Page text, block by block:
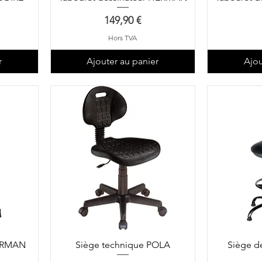
Prix
149,90 €
Hors TVA
Ajouter au panier
Siège technique POLA Siège